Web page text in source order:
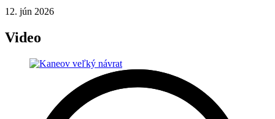
12. jún 2026
Video